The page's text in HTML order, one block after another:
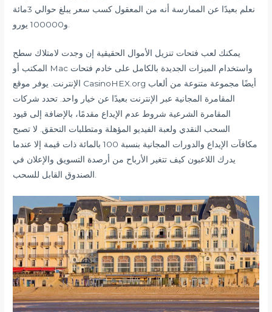
نعلم بعيدًا عن الممارسة أنه من المعقول كسب سعر يبلغ حوالي 3مائة
و100000 يورو.
يمكنك لعب فتحات تنزيل الأموال الحقيقية إن وجدت لامتلاك سطح
المكتب أو Mac واستخدام الميزات الجديدة بالكامل على خادم فتحات
الإنترنت. يوفر موقع CasinoHEX.org أيضًا مجموعة متنوعة من ألعاب
المقامرة المجانية عبر الإنترنت بعيدًا عن خيار واحد. تحدد شركات
المقامرة الشرعية شروط عدم الإيداع مقدمًا، بالإضافة إلى قيود
السحب النقدي ولعبة الفيديو المؤهلة ومتطلبات التحقق. لا تصبح
مكافآت الإيداع والدورات المجانية بنسبة 100 بالمائة ذات قيمة إلا عندما
يدرك اللاعبون كيف تتغير الأرباح من أرصدة التسويق والإعلان في
الصندوق القابل للسحب.